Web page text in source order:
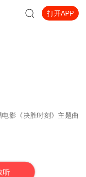
打开APP
影《决胜时刻》主题曲
立，重回那段激情燃烧
听